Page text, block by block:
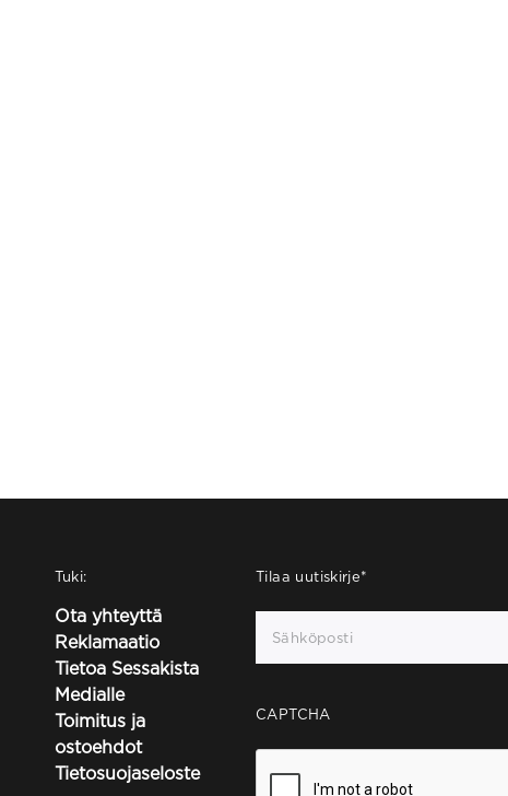
Tuki:
Ota yhteyttä
Reklamaatio
Tietoa Sessakista
Medialle
Toimitus ja
ostoehdot
Tietosuojaseloste
Tilaa uutiskirje*
CAPTCHA